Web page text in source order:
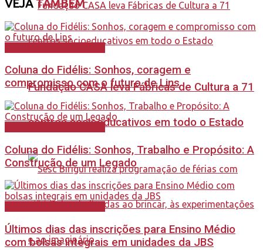
Fundação CASA leva Fábricas de Cultura a 71
centros socioeducativos em todo o Estado
VEJATAMBÉM
Coluna do Fidélis: Sonhos, coragem e
compromisso com o futuro de Lins
Coluna do Fidélis: Sonhos, Trabalho e Propósito: A
Construção de um Legado
Últimos dias das inscrições para Ensino Médio
com bolsas integrais em unidades da JBS